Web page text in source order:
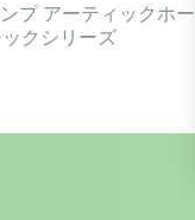
プ アーティックホー
クシリーズ